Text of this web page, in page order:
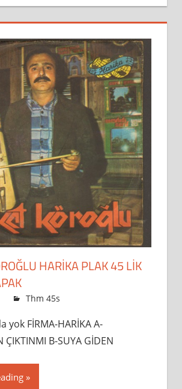
HARİKA PLAK 45 LİK
admin
Thm 45s
yok FİRMA-HARİKA A-
ÇIKTINMI B-SUYA GİDEN